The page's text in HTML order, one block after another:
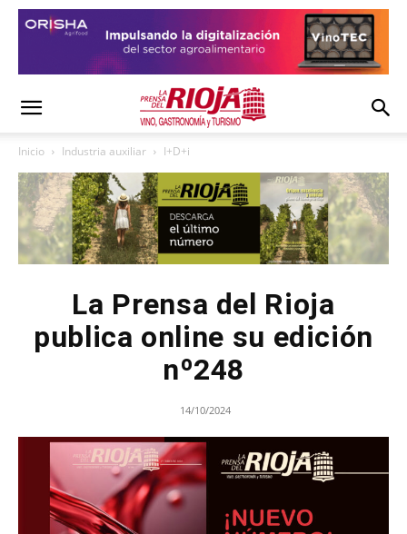
Inicio Industria auxiliar I+D+i
La Prensa del Rioja
publica online su edición
nº248
14/10/2024